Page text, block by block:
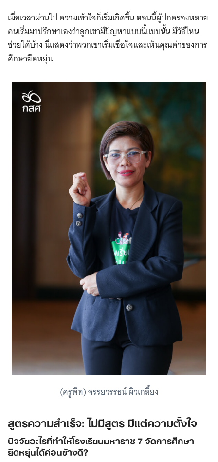
เมื่อเวลาผ่านไป ความเข้าใจก็เริ่มเกิดขึ้น ตอนนี้ผู้ปกครองหลาย
คนเริ่มมาปรึกษาเองว่าลูกเขามีปัญหาแบบนี้แบบนั้น มีวิธีไหน
ช่วยได้บ้าง นี่แสดงว่าพวกเขาเริ่มเชื่อใจและเห็นคุณค่าของการ
ศึกษายืดหยุ่น
(ครูพีท) จรรยวรรธน์ ผิวเกลี้ยง
สูตรความสำเร็จ: ไม่มีสูตร มีแต่ความตั้งใจ
ปัจจัยอะไรที่ทำให้โรงเรียนมหาราช 7 จัดการศึกษา
ยืดหยุ่นได้ค่อนข้างดี?